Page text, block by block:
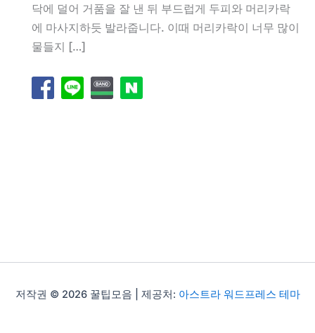
닥에 덜어 거품을 잘 낸 뒤 부드럽게 두피와 머리카락
에 마사지하듯 발라줍니다. 이때 머리카락이 너무 많이
물들지 […]
저작권 © 2026 꿀팁모음 | 제공처: 아스트라 워드프레스 테마